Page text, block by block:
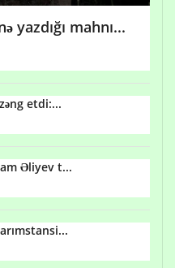
yazdığı mahnı...
etdi:...
Əliyev t...